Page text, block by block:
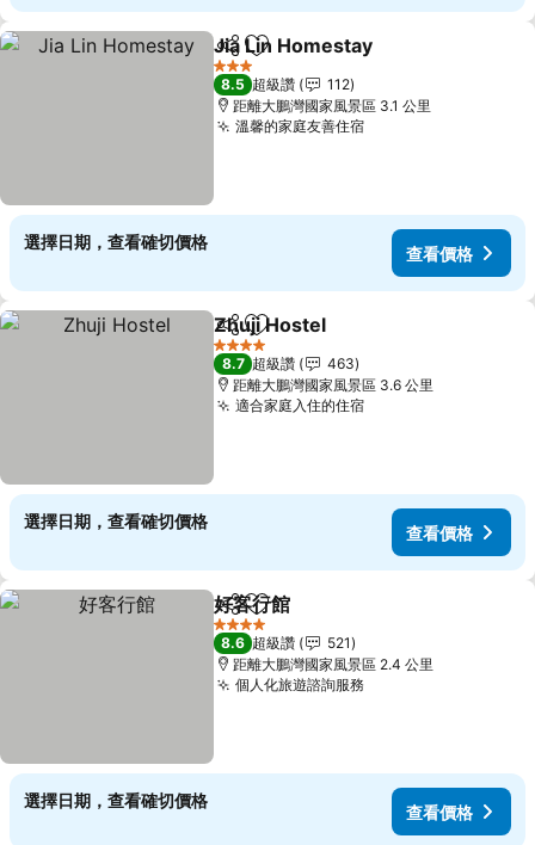
分享 加入我的最愛
Jia Lin Homestay
3 星級
8.5 超級讚
112
距離大鵬灣國家風景區 3.1 公里
溫馨的家庭友善住宿查看價格
選擇日期，查看確切價格
查看價格
分享 加入我的最愛
Zhuji Hostel
4 星級
8.7 超級讚
463
距離大鵬灣國家風景區 3.6 公里
適合家庭入住的住宿查看價格
選擇日期，查看確切價格
查看價格
分享 加入我的最愛
好客行館
4 星級
8.6 超級讚
521
距離大鵬灣國家風景區 2.4 公里
個人化旅遊諮詢服務
選擇日期，查看確切價格
查看價格